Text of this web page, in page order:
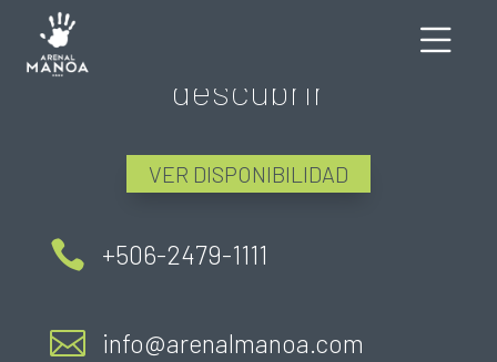
Aún hay mucho más por
descubrir
VER DISPONIBILIDAD
 +506-2479-1111
 info@arenalmanoa.com